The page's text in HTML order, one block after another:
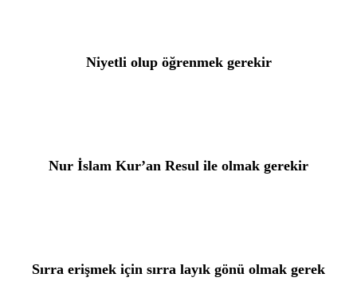
Niyetli olup öğrenmek gerekir
Nur İslam Kur’an Resul ile olmak gerekir
Sırra erişmek için sırra layık gönü olmak gerek